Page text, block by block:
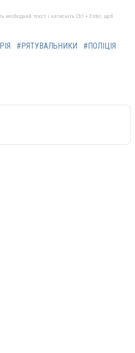
текст і натисніть Ctrl + Enter, щоб
#РЯТУВАЛЬНИКИ
#ПОЛІЦІЯ